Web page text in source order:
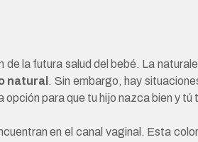
la futura salud del bebé. La
natural . Sin embargo, hay
para que tu hijo nazca bien y tú
en el canal vaginal. Esta